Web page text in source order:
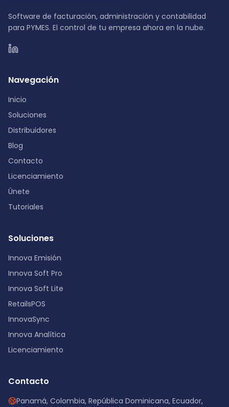
Software de facturación, administración y contabilidad
para PYMES. El control de tu empresa ahora en la nube.
Navegación
Inicio
Soluciones
Distribuidores
Blog
Contacto
Licenciamiento
Únete
Tutoriales
Soluciones
Innova Emisión
Innova Soft Pro
Innova Soft Lite
RetailsPOS
InnovaSync
Innova Analítica
Licenciamiento
Contacto
Panamá, Colombia, República Dominicana, Ecuador,